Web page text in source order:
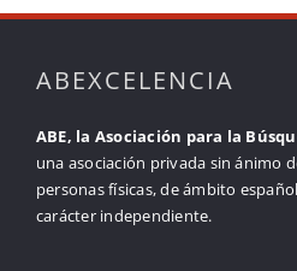
ABEXCELENCIA
ABE, la Asociación para la
una asociación privada sin ánimo
personas físicas, de ámbito
carácter independiente.